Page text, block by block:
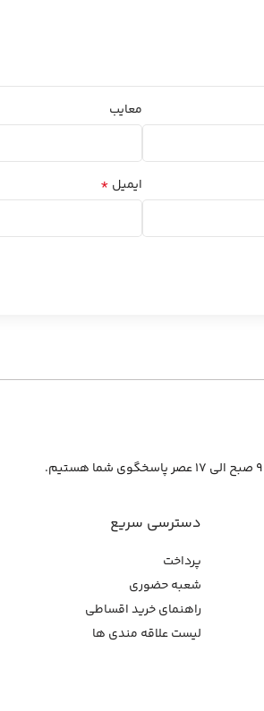
معایب
ایمیل *
دسترسی سریع
پرداخت
شعبه حضوری
راهنمای خرید اقساطی
لیست علاقه مندی ها